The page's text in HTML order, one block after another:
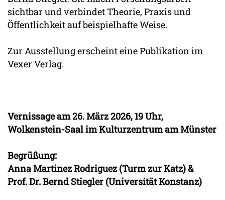
sichtbar und verbindet Theorie, Praxis und
Öffentlichkeit auf beispielhafte Weise.
Zur Ausstellung erscheint eine Publikation im
Vexer Verlag.
Vernissage am 26. März 2026, 19 Uhr,
Wolkenstein-Saal im Kulturzentrum am Münster
Begrüßung:
Anna Martinez Rodriguez (Turm zur Katz) &
Prof. Dr. Bernd Stiegler (Universität Konstanz)